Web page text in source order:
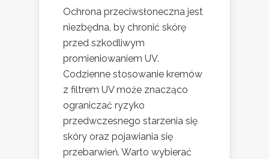
Ochrona przeciwsłoneczna jest
niezbędna, by chronić skórę
przed szkodliwym
promieniowaniem UV.
Codzienne stosowanie kremów
z filtrem UV może znacząco
ograniczać ryzyko
przedwczesnego starzenia się
skóry oraz pojawiania się
przebarwień. Warto wybierać